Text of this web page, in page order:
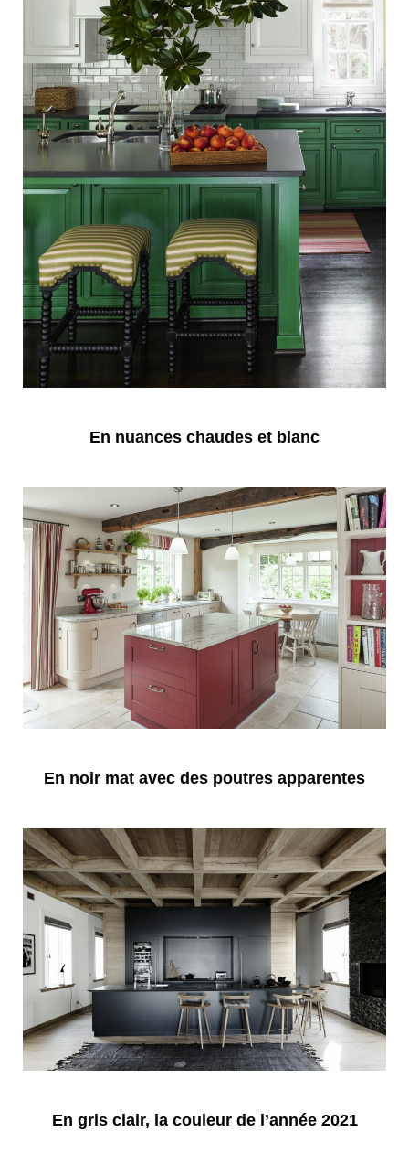
En nuances chaudes et blanc
En noir mat avec des poutres apparentes
En gris clair, la couleur de l’année 2021